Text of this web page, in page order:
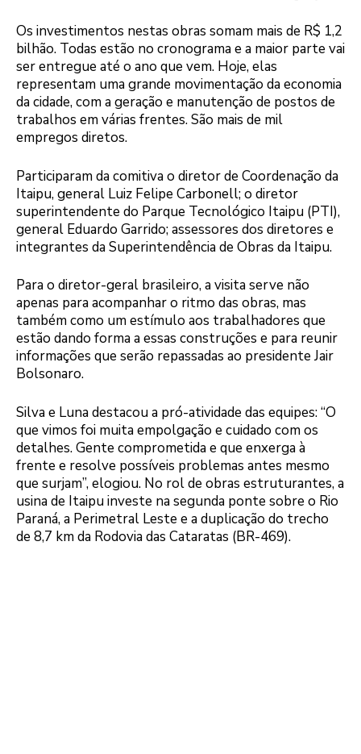
Os investimentos nestas obras somam mais de R$ 1,2
bilhão. Todas estão no cronograma e a maior parte vai
ser entregue até o ano que vem. Hoje, elas
representam uma grande movimentação da economia
da cidade, com a geração e manutenção de postos de
trabalhos em várias frentes. São mais de mil
empregos diretos.
Participaram da comitiva o diretor de Coordenação da
Itaipu, general Luiz Felipe Carbonell; o diretor
superintendente do Parque Tecnológico Itaipu (PTI),
general Eduardo Garrido; assessores dos diretores e
integrantes da Superintendência de Obras da Itaipu.
Para o diretor-geral brasileiro, a visita serve não
apenas para acompanhar o ritmo das obras, mas
também como um estímulo aos trabalhadores que
estão dando forma a essas construções e para reunir
informações que serão repassadas ao presidente Jair
Bolsonaro.
Silva e Luna destacou a pró-atividade das equipes: “O
que vimos foi muita empolgação e cuidado com os
detalhes. Gente comprometida e que enxerga à
frente e resolve possíveis problemas antes mesmo
que surjam”, elogiou. No rol de obras estruturantes, a
usina de Itaipu investe na segunda ponte sobre o Rio
Paraná, a Perimetral Leste e a duplicação do trecho
de 8,7 km da Rodovia das Cataratas (BR-469).